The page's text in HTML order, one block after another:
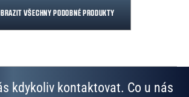
VŠECHNY PODOBNÉ PRODUKTY
kdykoliv kontaktovat. Co u nás